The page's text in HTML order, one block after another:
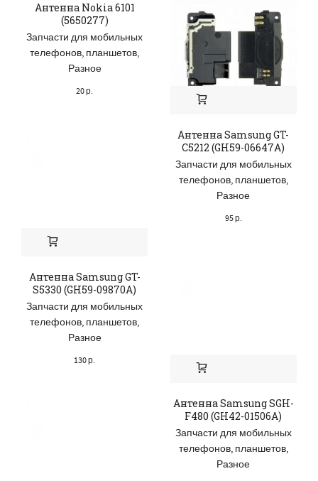
Антенна Nokia 6101
(5650277)
Запчасти для мобильных
телефонов, планшетов,
Разное
20р.
Антенна Samsung GT-
C5212 (GH59-06647A)
Запчасти для мобильных
телефонов, планшетов,
Разное
95р.
Антенна Samsung GT-
S5330 (GH59-09870A)
Запчасти для мобильных
телефонов, планшетов,
Разное
130р.
Антенна Samsung SGH-
F480 (GH42-01506A)
Запчасти для мобильных
телефонов, планшетов,
Разное